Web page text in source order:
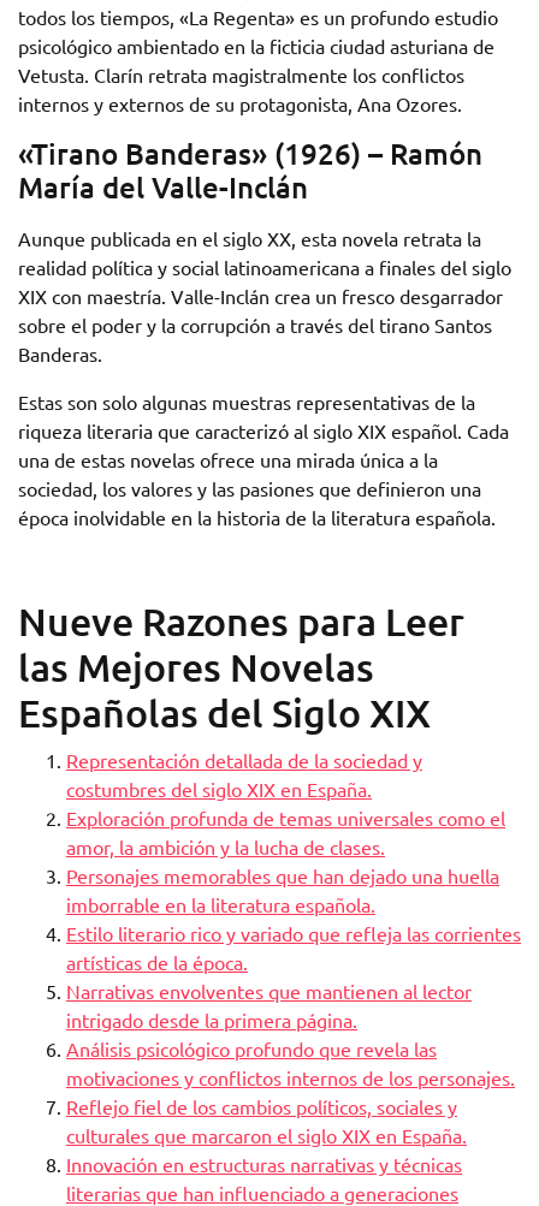
todos los tiempos, «La Regenta» es un profundo estudio
psicológico ambientado en la ficticia ciudad asturiana de
Vetusta. Clarín retrata magistralmente los conflictos
internos y externos de su protagonista, Ana Ozores.
«Tirano Banderas» (1926) – Ramón
María del Valle-Inclán
Aunque publicada en el siglo XX, esta novela retrata la
realidad política y social latinoamericana a finales del siglo
XIX con maestría. Valle-Inclán crea un fresco desgarrador
sobre el poder y la corrupción a través del tirano Santos
Banderas.
Estas son solo algunas muestras representativas de la
riqueza literaria que caracterizó al siglo XIX español. Cada
una de estas novelas ofrece una mirada única a la
sociedad, los valores y las pasiones que definieron una
época inolvidable en la historia de la literatura española.
Nueve Razones para Leer
las Mejores Novelas
Españolas del Siglo XIX
Representación detallada de la sociedad y
costumbres del siglo XIX en España.
Exploración profunda de temas universales como el
amor, la ambición y la lucha de clases.
Personajes memorables que han dejado una huella
imborrable en la literatura española.
Estilo literario rico y variado que refleja las corrientes
artísticas de la época.
Narrativas envolventes que mantienen al lector
intrigado desde la primera página.
Análisis psicológico profundo que revela las
motivaciones y conflictos internos de los personajes.
Reflejo fiel de los cambios políticos, sociales y
culturales que marcaron el siglo XIX en España.
Innovación en estructuras narrativas y técnicas
literarias que han influenciado a generaciones